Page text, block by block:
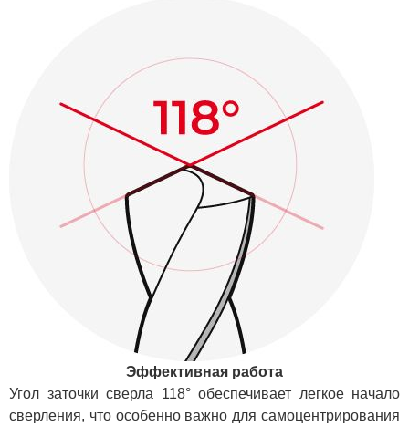
Эффективная работа
Угол заточки сверла 118° обеспечивает легкое начало
сверления, что особенно важно для самоцентрирования